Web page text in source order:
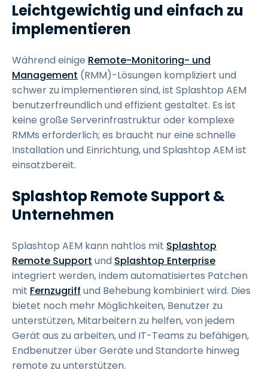
Leichtgewichtig und einfach zu
implementieren
Während einige Remote-Monitoring- und
Management (RMM)-Lösungen kompliziert und
schwer zu implementieren sind, ist Splashtop AEM
benutzerfreundlich und effizient gestaltet. Es ist
keine große Serverinfrastruktur oder komplexe
RMMs erforderlich; es braucht nur eine schnelle
Installation und Einrichtung, und Splashtop AEM ist
einsatzbereit.
Splashtop Remote Support &
Unternehmen
Splashtop AEM kann nahtlos mit Splashtop
Remote Support und Splashtop Enterprise
integriert werden, indem automatisiertes Patchen
mit Fernzugriff und Behebung kombiniert wird. Dies
bietet noch mehr Möglichkeiten, Benutzer zu
unterstützen, Mitarbeitern zu helfen, von jedem
Gerät aus zu arbeiten, und IT-Teams zu befähigen,
Endbenutzer über Geräte und Standorte hinweg
remote zu unterstützen.